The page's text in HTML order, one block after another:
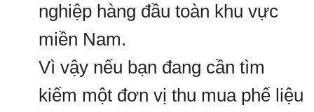
nghiệp hàng đầu toàn khu vực
miền Nam.
Vì vậy nếu bạn đang cần tìm
kiếm một đơn vị thu mua phế liệu